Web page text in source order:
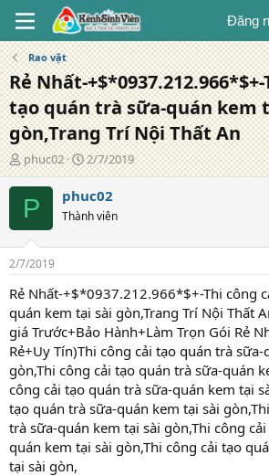
Đăng
Rao vặt
Rẻ Nhất-
tạo quán trà sữa-quán kem
gòn,Trang Trí Nội Thất An
T
á
c
g
ả
phuc02
N
g
à
y
đ
g
2/7/2019
P phuc02
Thành viên
2/7/2019
Rẻ Nhất-+$*0937.212.966*$+-Thi công
quán kem tại sài gòn,Trang Trí Nội Thất
giá Trước+Bảo Hành+Làm Trọn Gói Rẻ
Rẻ+Uy Tín)Thi công cải tạo quán trà
gòn,Thi công cải tạo quán trà sữa-quán
công cải tạo quán trà sữa-quán kem tại
tạo quán trà sữa-quán kem tại sài
trà sữa-quán kem tại sài gòn,Thi công
quán kem tại sài gòn,Thi công cải tạo
tại sài gòn,